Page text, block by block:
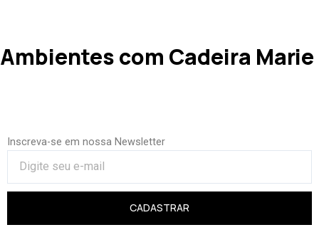
Ambientes com Cadeira Marie
Inscreva-se em nossa Newsletter
CADASTRAR